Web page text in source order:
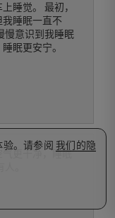
。请参阅 我们的隐
睡觉。 最初，
睡眠一直不
慢意识到我睡眠
眠更安宁。
更干净，睡眠
。